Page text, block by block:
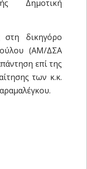
Δημοτική
στη δικηγόρο
(ΑΜ/ΔΣΑ
επί της
των κ.κ.